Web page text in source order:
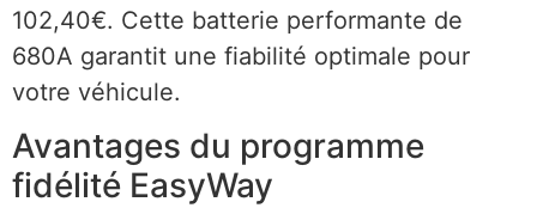
102,40€. Cette batterie performante de
680A garantit une fiabilité optimale pour
votre véhicule.
Avantages du programme
fidélité EasyWay